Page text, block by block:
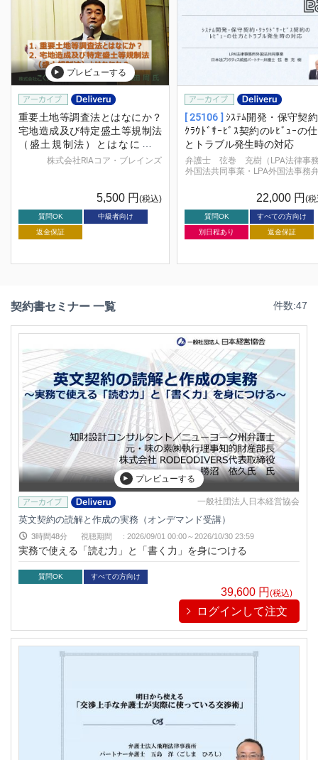
プレビューする
重要土地等調査法とはなにか？
宅地造成及び特定盛土等規制法
（盛土規制法）とはなにか？
株式会社RIAコア・ブレインズ
5,500 円 (税込)
質問OK
中級者向け
返金保証
[ 25106 ] ｼｽﾃﾑ開発・保守契
ｸﾗｳﾄﾞｻｰﾋﾞｽ契約のﾚﾋﾞｭｰの
とトラブル発生時の対応
弁護士 弦巻 充樹（LPA法律事
外国法共同事業・LPA外国法事務
22,000 円 (
質問OK
すべての方向け
別日程あり
返金保証
契約書セミナー 一覧 件数:47
プレビューする
一般社団法人日本経営協会
英文契約の読解と作成の実務（オンデマンド受講）
3時間48分 視聴期間 : 2026/09/01 00:00～2026/10/30 23:59
実務で使える「読む力」と「書く力」を身につける
質問OK すべての方向け
39,600 円 (税込)
ログインして注文